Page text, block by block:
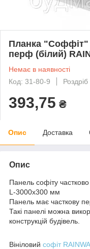
Планка "Соффіт"
перф (білий)
Немає в наявності
Код: 31-80-9
Роздріб
393,75 ₴
Опис Доставка
Опис
Панель софіту
L-3000х300 мм
Панель має часткову
Такі панелі можна
конструкцій будівель.
Вініловий софіт